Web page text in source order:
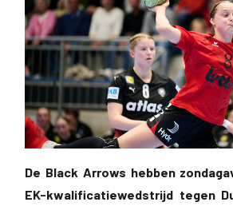
De Black Arrows hebben
EK-kwalificatiewedstrijd tegen